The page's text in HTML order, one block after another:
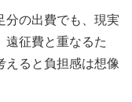
分の出費でも、現実
遠征費と重なるた
えると負担感は想像